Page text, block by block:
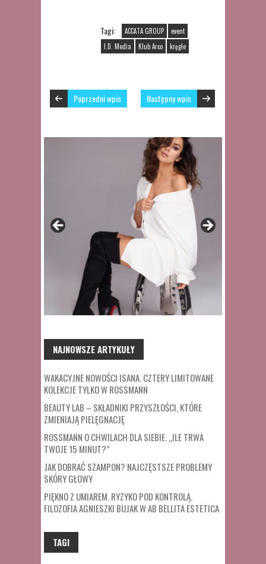
Tagi: ACCATA GROUP
event
I.D. Media
Klub Arco kręgle
Poprzedni wpis Następny wpis
NAJNOWSZE ARTYKUŁY
WAKACYJNE NOWOŚCI ISANA. CZTERY LIMITOWANE
KOLEKCJE TYLKO W ROSSMANN
BEAUTY LAB – SKŁADNIKI PRZYSZŁOŚCI, KTÓRE
ZMIENIAJĄ PIELĘGNACJĘ
ROSSMANN O CHWILACH DLA SIEBIE. „ILE TRWA
TWOJE 15 MINUT?”
JAK DOBRAĆ SZAMPON? NAJCZĘSTSZE PROBLEMY
SKÓRY GŁOWY
PIĘKNO Z UMIAREM. RYZYKO POD KONTROLĄ.
FILOZOFIA AGNIESZKI BUJAK W AB BELLITA ESTETICA
TAGI